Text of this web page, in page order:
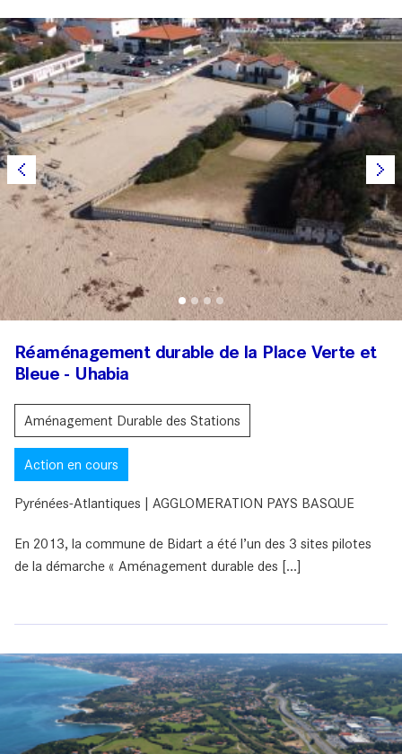
Réaménagement durable de la Place Verte et
Bleue - Uhabia
Aménagement Durable des Stations
Action en cours
Pyrénées-Atlantiques | AGGLOMERATION PAYS BASQUE
En 2013, la commune de Bidart a été l’un des 3 sites pilotes
de la démarche « Aménagement durable des [...]